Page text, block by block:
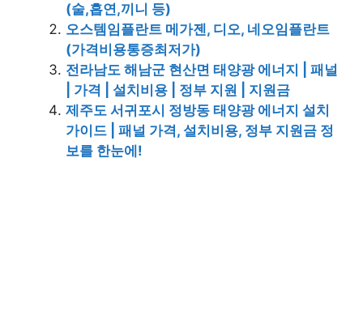
(술,흡연,끼니 등)
오스템임플란트 메가젠, 디오, 네오임플란트
(가격비용통증최저가)
전라남도 해남군 현산면 태양광 에너지 | 패널
| 가격 | 설치비용 | 정부 지원 | 지원금
제주도 서귀포시 정방동 태양광 에너지 설치
가이드 | 패널 가격, 설치비용, 정부 지원금 정
보를 한눈에!